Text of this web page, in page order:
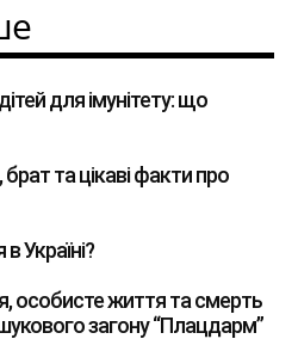
для імунітету: що
та цікаві факти про
Україні?
особисте життя та смерть
загону “Плацдарм”